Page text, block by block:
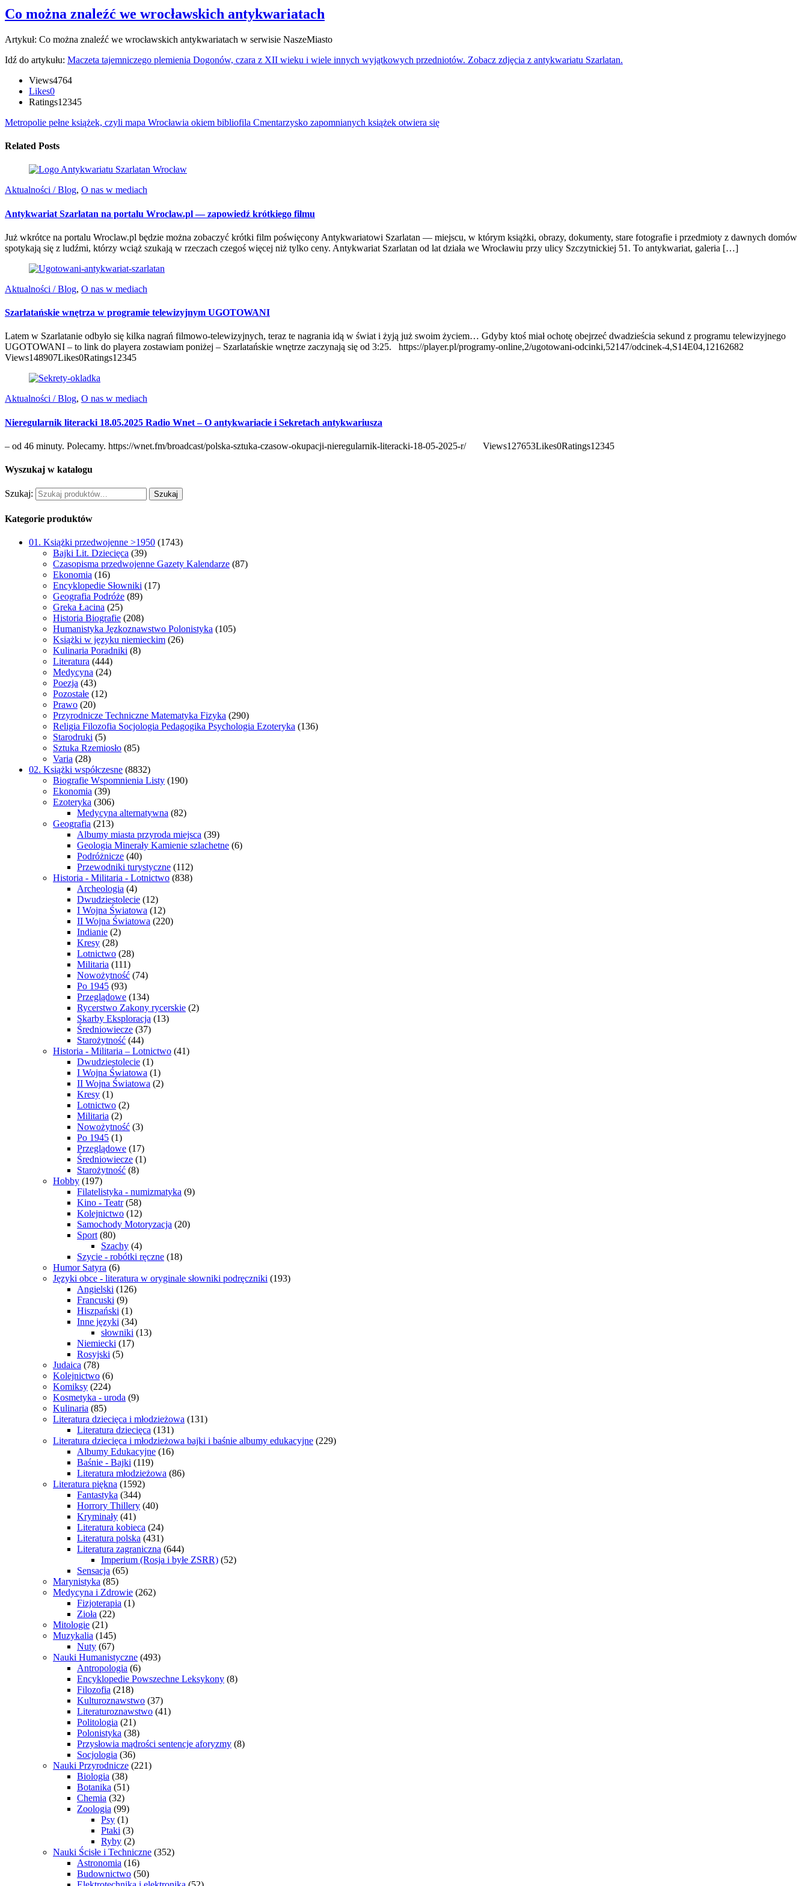
Co można znaleźć we wrocławskich antykwariatach
Artykuł: Co można znaleźć we wrocławskich antykwariatach w serwisie NaszeMiasto
Idź do artykułu: Maczeta tajemniczego plemienia Dogonów, czara z XII wieku i wiele innych wyjątkowych przedniotów. Zobacz zdjęcia z antykwariatu Szarlatan.
Views4764
Likes0
Ratings1 2345
Metropolie pełne książek, czyli mapa Wrocławia okiem bibliofila Cmentarzysko zapomnianych książek otwiera się
Related Posts
Aktualności / Blog, O nas w mediach
Antykwariat Szarlatan na portalu Wroclaw.pl — zapowiedź krótkiego filmu
Już wkrótce na portalu Wroclaw.pl będzie można zobaczyć krótki film poświęcony Antykwariatowi Szarlatan — miejscu, w którym książki, obrazy, dokumenty, stare fotografie i przedmioty z dawnych domów
spotykają się z ludźmi, którzy wciąż szukają w rzeczach czegoś więcej niż tylko ceny. Antykwariat Szarlatan od lat działa we Wrocławiu przy ulicy Szczytnickiej 51. To antykwariat, galeria […]
Aktualności / Blog, O nas w mediach
Szarlatańskie wnętrza w programie telewizyjnym UGOTOWANI
Latem w Szarlatanie odbyło się kilka nagrań filmowo-telewizyjnych, teraz te nagrania idą w świat i żyją już swoim życiem… Gdyby ktoś miał ochotę obejrzeć dwadzieścia sekund z programu telewizyjnego
UGOTOWANI – to link do playera zostawiam poniżej – Szarlatańskie wnętrze zaczynają się od 3:25. https://player.pl/programy-online,2/ugotowani-odcinki,52147/odcinek-4,S14E04,12162682
Views148907Likes0Ratings12345
Aktualności / Blog, O nas w mediach
Nieregularnik literacki 18.05.2025 Radio Wnet – O antykwariacie i Sekretach antykwariusza
– od 46 minuty. Polecamy. https://wnet.fm/broadcast/polska-sztuka-czasow-okupacji-nieregularnik-literacki-18-05-2025-r/ Views127653Likes0Ratings12345
Wyszukaj w katalogu
Szukaj: Szukaj
Kategorie produktów
01. Książki przedwojenne >1950 (1743)
Bajki Lit. Dziecięca (39)
Czasopisma przedwojenne Gazety Kalendarze (87)
Ekonomia (16)
Encyklopedie Słowniki (17)
Geografia Podróże (89)
Greka Łacina (25)
Historia Biografie (208)
Humanistyka Jęzkoznawstwo Polonistyka (105)
Książki w języku niemieckim (26)
Kulinaria Poradniki (8)
Literatura (444)
Medycyna (24)
Poezja (43)
Pozostałe (12)
Prawo (20)
Przyrodnicze Techniczne Matematyka Fizyka (290)
Religia Filozofia Socjologia Pedagogika Psychologia Ezoteryka (136)
Starodruki (5)
Sztuka Rzemiosło (85)
Varia (28)
02. Książki współczesne (8832)
Biografie Wspomnienia Listy (190)
Ekonomia (39)
Ezoteryka (306)
Medycyna alternatywna (82)
Geografia (213)
Albumy miasta przyroda miejsca (39)
Geologia Minerały Kamienie szlachetne (6)
Podróżnicze (40)
Przewodniki turystyczne (112)
Historia - Militaria - Lotnictwo (838)
Archeologia (4)
Dwudziestolecie (12)
I Wojna Światowa (12)
II Wojna Światowa (220)
Indianie (2)
Kresy (28)
Lotnictwo (28)
Militaria (111)
Nowożytność (74)
Po 1945 (93)
Przeglądowe (134)
Rycerstwo Zakony rycerskie (2)
Skarby Eksploracja (13)
Średniowiecze (37)
Starożytność (44)
Historia - Militaria – Lotnictwo (41)
Dwudziestolecie (1)
I Wojna Światowa (1)
II Wojna Światowa (2)
Kresy (1)
Lotnictwo (2)
Militaria (2)
Nowożytność (3)
Po 1945 (1)
Przeglądowe (17)
Średniowiecze (1)
Starożytność (8)
Hobby (197)
Filatelistyka - numizmatyka (9)
Kino - Teatr (58)
Kolejnictwo (12)
Samochody Motoryzacja (20)
Sport (80)
Szachy (4)
Szycie - robótki ręczne (18)
Humor Satyra (6)
Języki obce - literatura w oryginale słowniki podręczniki (193)
Angielski (126)
Francuski (9)
Hiszpański (1)
Inne języki (34)
słowniki (13)
Niemiecki (17)
Rosyjski (5)
Judaica (78)
Kolejnictwo (6)
Komiksy (224)
Kosmetyka - uroda (9)
Kulinaria (85)
Literatura dziecięca i młodzieżowa (131)
Literatura dziecięca (131)
Literatura dziecięca i młodzieżowa bajki i baśnie albumy edukacyjne (229)
Albumy Edukacyjne (16)
Baśnie - Bajki (119)
Literatura młodzieżowa (86)
Literatura piękna (1592)
Fantastyka (344)
Horrory Thillery (40)
Kryminały (41)
Literatura kobieca (24)
Literatura polska (431)
Literatura zagraniczna (644)
Imperium (Rosja i byłe ZSRR) (52)
Sensacja (65)
Marynistyka (85)
Medycyna i Zdrowie (262)
Fizjoterapia (1)
Zioła (22)
Mitologie (21)
Muzykalia (145)
Nuty (67)
Nauki Humanistyczne (493)
Antropologia (6)
Encyklopedie Powszechne Leksykony (8)
Filozofia (218)
Kulturoznawstwo (37)
Literaturoznawstwo (41)
Politologia (21)
Polonistyka (38)
Przysłowia mądrości sentencje aforyzmy (8)
Socjologia (36)
Nauki Przyrodnicze (221)
Biologia (38)
Botanika (51)
Chemia (32)
Zoologia (99)
Psy (1)
Ptaki (3)
Ryby (2)
Nauki Ścisłe i Techniczne (352)
Astronomia (16)
Budownictwo (50)